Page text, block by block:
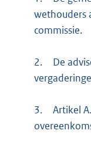
wethouders
commissie.
2.
De
3.
Artikel